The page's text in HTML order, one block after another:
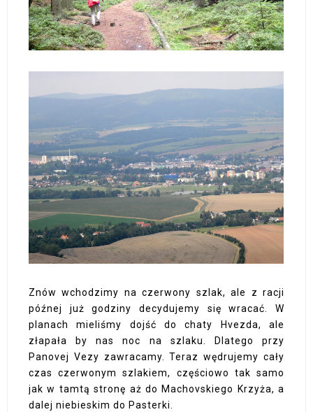
Znów wchodzimy na czerwony szlak, ale z racji
późnej już godziny decydujemy się wracać. W
planach mieliśmy dojść do chaty Hvezda, ale
złapała by nas noc na szlaku. Dlatego przy
Panovej Vezy zawracamy. Teraz wędrujemy cały
czas czerwonym szlakiem, częściowo tak samo
jak w tamtą stronę aż do Machovskiego Krzyża, a
dalej niebieskim do Pasterki.